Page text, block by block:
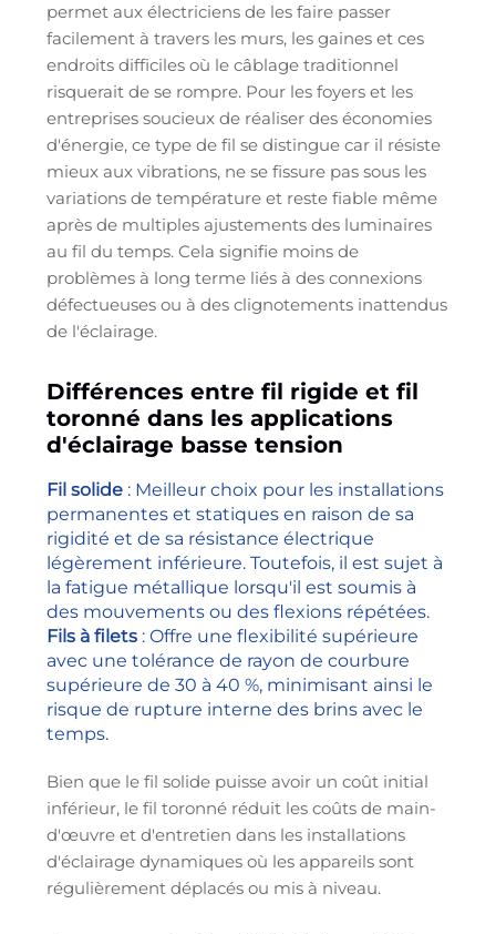
permet aux électriciens de les faire passer
facilement à travers les murs, les gaines et ces
endroits difficiles où le câblage traditionnel
risquerait de se rompre. Pour les foyers et les
entreprises soucieux de réaliser des économies
d'énergie, ce type de fil se distingue car il résiste
mieux aux vibrations, ne se fissure pas sous les
variations de température et reste fiable même
après de multiples ajustements des luminaires
au fil du temps. Cela signifie moins de
problèmes à long terme liés à des connexions
défectueuses ou à des clignotements inattendus
de l'éclairage.
Différences entre fil rigide et fil
toronné dans les applications
d'éclairage basse tension
Fil solide : Meilleur choix pour les installations
permanentes et statiques en raison de sa
rigidité et de sa résistance électrique
légèrement inférieure. Toutefois, il est sujet à
la fatigue métallique lorsqu'il est soumis à
des mouvements ou des flexions répétées.
Fils à filets : Offre une flexibilité supérieure
avec une tolérance de rayon de courbure
supérieure de 30 à 40 %, minimisant ainsi le
risque de rupture interne des brins avec le
temps.
Bien que le fil solide puisse avoir un coût initial
inférieur, le fil toronné réduit les coûts de main-
d'œuvre et d'entretien dans les installations
d'éclairage dynamiques où les appareils sont
régulièrement déplacés ou mis à niveau.